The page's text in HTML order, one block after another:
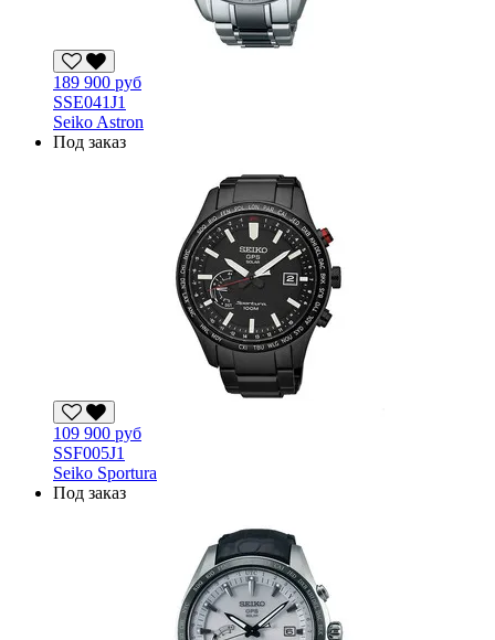
189 900 руб
SSE041J1
Seiko Astron
Под заказ
109 900 руб
SSF005J1
Seiko Sportura
Под заказ